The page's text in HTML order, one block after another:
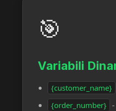
🎯
Variabili
{customer_name}
{order_number}